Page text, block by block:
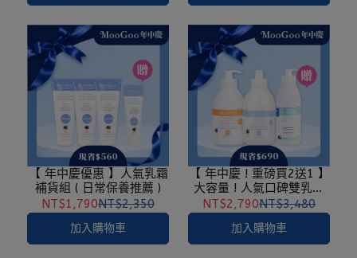
【 年中慶優惠 】人氣乳霜
補貨組 ( 日常保養推薦 )
NT$1,790NT$2,350
加入購物車
【 年中慶 ! 重磅買2送1 】
大容量 ! 人氣口碑雙乳液
組 ( 加贈，經典沐浴乳
500ml )
NT$2,790NT$3,480
加入購物車